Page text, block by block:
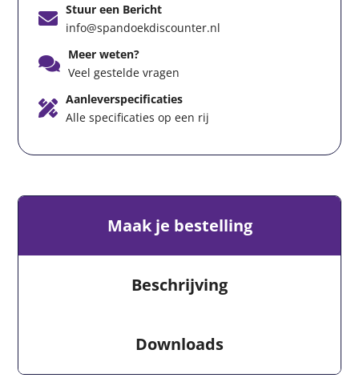
Stuur een Bericht
info@spandoekdiscounter.nl
Meer weten?
Veel gestelde vragen
Aanleverspecificaties
Alle specificaties op een rij
Maak je bestelling
Beschrijving
Downloads